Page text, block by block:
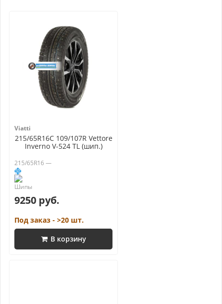
Viatti
215/65R16C 109/107R Vettore
Inverno V-524 TL (шип.)
215/65R16 —
9250 руб.
Под заказ - >20 шт.
В корзину